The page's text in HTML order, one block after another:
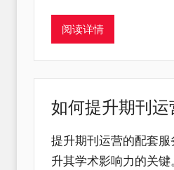
阅读详情
如何提升期刊
提升期刊运营的配套
升其学术影响力的关